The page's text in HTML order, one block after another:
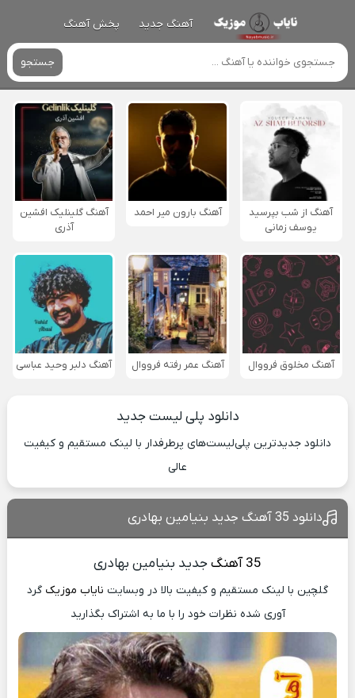
آهنگ جدید پخش آهنگ
جستجو
آهنگ از شب بپرسید
یوسف زمانی
آهنگ بارون میر احمد
آهنگ گلینلیک افشین
آذری
آهنگ مخلوق فرووال آهنگ عمر رفته فرووال آهنگ دلبر وحید عباسی
دانلود پلی لیست جدید
دانلود جدیدترین پلی‌لیست‌های پرطرفدار با لینک مستقیم و کیفیت
عالی
دانلود 35 آهنگ جدید بنیامین بهادری
35 آهنگ جدید بنیامین بهادری
گلچین با لینک مستقیم و کیفیت بالا در وبسایت نایاب موزیک گرد
آوری شده نظرات خود را با ما به اشتراک بگذارید